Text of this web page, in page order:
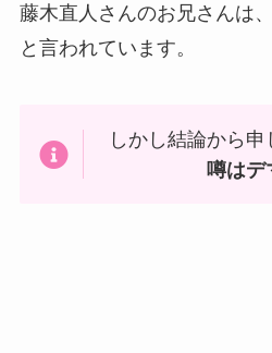
藤木直人さんのお兄さんは
と言われています。
しかし結論から申
噂はデ